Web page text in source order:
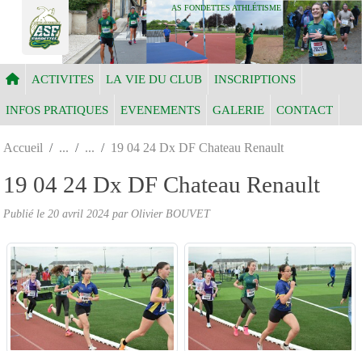
AS FONDETTES ATHLÉTISME
ACTIVITES LA VIE DU CLUB INSCRIPTIONS
INFOS PRATIQUES EVENEMENTS GALERIE CONTACT
Accueil 19 04 24 Dx DF Chateau Renault
19 04 24 Dx DF Chateau Renault
Publié le 20 avril 2024 par Olivier BOUVET
Panneau de gestion des cookies